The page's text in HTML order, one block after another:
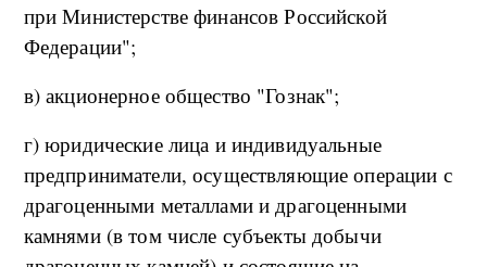
при Министерстве финансов Российской
Федерации";
в) акционерное общество "Гознак";
г) юридические лица и индивидуальные
предприниматели, осуществляющие операции с
драгоценными металлами и драгоценными
камнями (в том числе субъекты добычи